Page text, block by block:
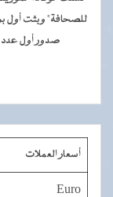
للصحافة" وبثت أول
صدور أول عدد
أسعار العملات
Euro